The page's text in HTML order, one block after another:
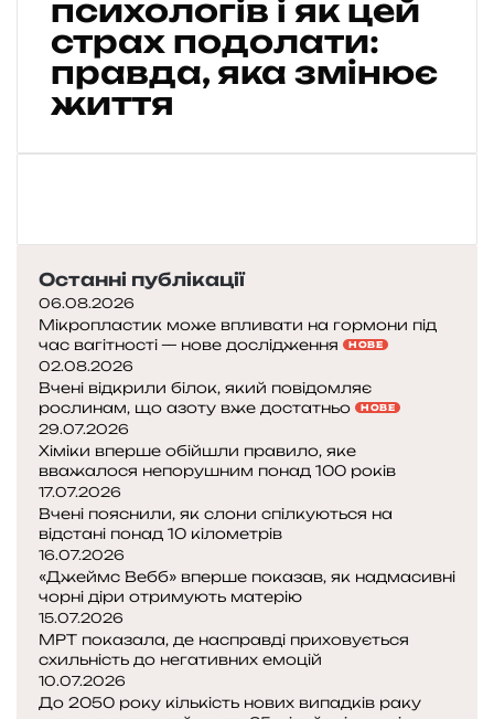
а
і
з
у
о
д
е
з
а
н
у
р
е
н
н
я
а
к
о
в
и
в
а
ю
ь
н
о
в
і
г
о
р
и
з
о
н
т
и
а
ю
ь
л
д
о
н
й
б
і
л
ь
ш
е
—
і
ч
о
м
у
в
о
м
и
б
ї
и
х
о
л
о
г
і
в
я
к
ц
е
й
с
т
психологів і як цей
страх подолати:
правда, яка змінює
життя
Останні публікації
06.08.2026
Мікропластик може впливати на гормони під
час вагітності — нове дослідження
НОВЕ
02.08.2026
Вчені відкрили білок, який повідомляє
рослинам, що азоту вже достатньо
НОВЕ
29.07.2026
Хіміки вперше обійшли правило, яке
вважалося непорушним понад 100 років
17.07.2026
Вчені пояснили, як слони спілкуються на
відстані понад 10 кілометрів
16.07.2026
«Джеймс Вебб» вперше показав, як надмасивні
чорні діри отримують матерію
15.07.2026
МРТ показала, де насправді приховується
схильність до негативних емоцій
10.07.2026
До 2050 року кількість нових випадків раку